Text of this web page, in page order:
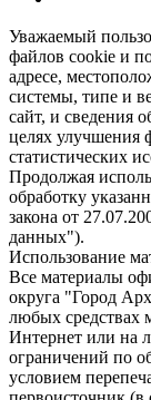
Уважаемый
файлов cookie и
адресе,
системы, типе и
сайт, и сведения
целях улучшения
статистических
Продолжая
обработку
закона от
данных").
Использование
Все материалы
округа "Город
любых средствах
Интернет или на
ограничений по
условием